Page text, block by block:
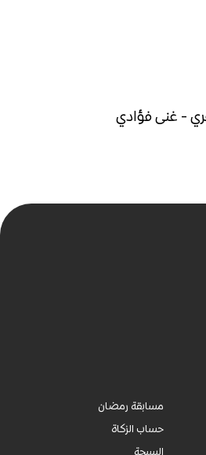
- غنى فؤادي
مسابقة رمضان
حساب الزكاة
السبحة